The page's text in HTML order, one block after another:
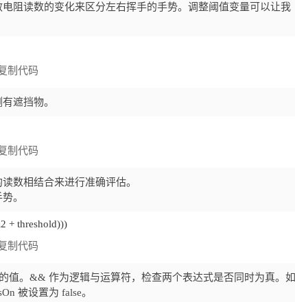
阻读数的变化来区分左右挥手的手势。调整阈值变量可以让我
制代码
遮挡物。
制代码
数相结合来进行准确评估。
。
+ threshold)))
制代码
值。&& 作为逻辑与运算符，检查两个表达式是否同时为真。如
被设置为 false。